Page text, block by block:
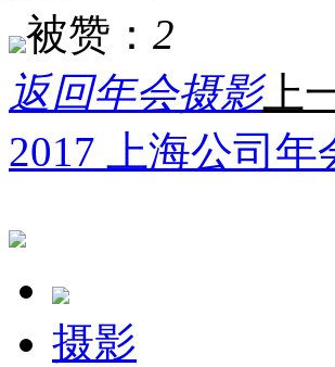
被赞： 2
返回年会摄影上
2017 上海公司年
摄影